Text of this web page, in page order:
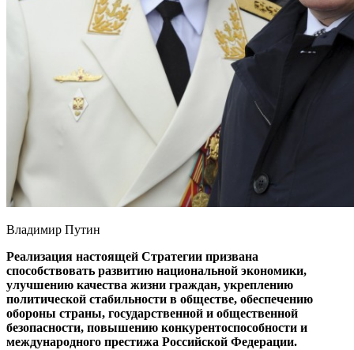
Владимир Путин
Реализация настоящей Стратегии призвана
способствовать развитию национальной экономики,
улучшению качества жизни граждан, укреплению
политической стабильности в обществе, обеспечению
обороны страны, государственной и общественной
безопасности, повышению конкурентоспособности и
международного престижа Российской Федерации.